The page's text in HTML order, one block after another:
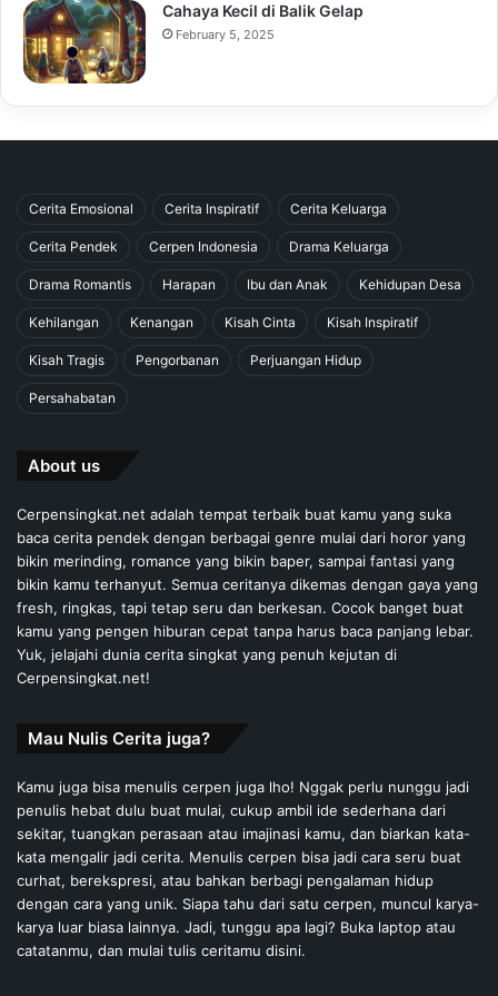
Cahaya Kecil di Balik Gelap
February 5, 2025
Cerita Emosional Cerita Inspiratif Cerita Keluarga
Cerita Pendek Cerpen Indonesia Drama Keluarga
Drama Romantis Harapan Ibu dan Anak Kehidupan Desa
Kehilangan Kenangan Kisah Cinta Kisah Inspiratif
Kisah Tragis Pengorbanan Perjuangan Hidup
Persahabatan
About us
Cerpensingkat.net adalah tempat terbaik buat kamu yang suka
baca cerita pendek dengan berbagai genre mulai dari horor yang
bikin merinding, romance yang bikin baper, sampai fantasi yang
bikin kamu terhanyut. Semua ceritanya dikemas dengan gaya yang
fresh, ringkas, tapi tetap seru dan berkesan. Cocok banget buat
kamu yang pengen hiburan cepat tanpa harus baca panjang lebar.
Yuk, jelajahi dunia cerita singkat yang penuh kejutan di
Cerpensingkat.net!
Mau Nulis Cerita juga?
Kamu juga bisa menulis cerpen juga lho! Nggak perlu nunggu jadi
penulis hebat dulu buat mulai, cukup ambil ide sederhana dari
sekitar, tuangkan perasaan atau imajinasi kamu, dan biarkan kata-
kata mengalir jadi cerita. Menulis cerpen bisa jadi cara seru buat
curhat, berekspresi, atau bahkan berbagi pengalaman hidup
dengan cara yang unik. Siapa tahu dari satu cerpen, muncul karya-
karya luar biasa lainnya. Jadi, tunggu apa lagi? Buka laptop atau
catatanmu, dan mulai tulis ceritamu disini.